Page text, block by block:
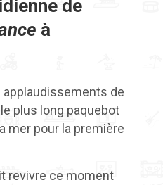
de
à
applaudissements de
plus long paquebot
mer pour la première
revivre ce moment